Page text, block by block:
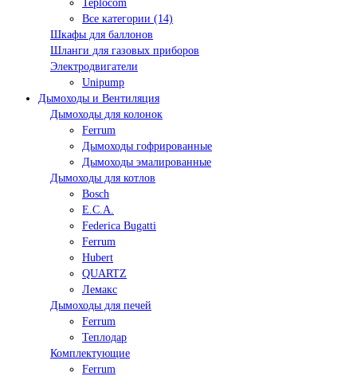
Teplocom
Все категории (14)
Шкафы для баллонов
Шланги для газовых приборов
Электродвигатели
Unipump
Дымоходы и Вентиляция
Дымоходы для колонок
Ferrum
Дымоходы гофрированные
Дымоходы эмалированные
Дымоходы для котлов
Bosch
E.C.A.
Federica Bugatti
Ferrum
Hubert
QUARTZ
Лемакс
Дымоходы для печей
Ferrum
Теплодар
Комплектующие
Ferrum